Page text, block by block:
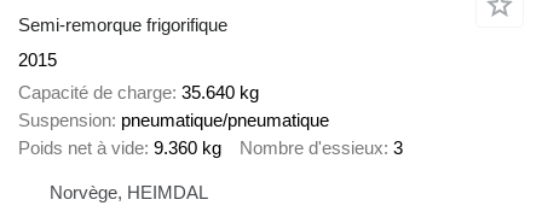
Semi-remorque frigorifique
2015
Capacité de charge 35.640 kg
Suspension pneumatique/pneumatique
Poids net à vide 9.360 kg Nombre d'essieux 3
Norvège, HEIMDAL